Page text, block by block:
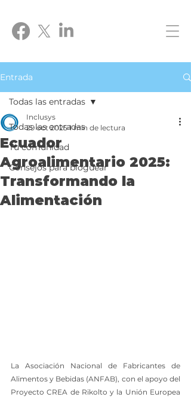
Entrada
Todas las entradas
Tu comunidad
Consejos para bloguear
Todas las entradas
Ecuador
Agroalimentario 2025:
Transformando la
Alimentación
Inclusys
29 oct 2025 1 min de lectura
La Asociación Nacional de Fabricantes de
Alimentos y Bebidas (ANFAB), con el apoyo del
Proyecto CREA de Rikolto y la Unión Europea